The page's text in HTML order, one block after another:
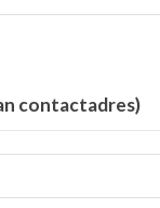
contactadres)